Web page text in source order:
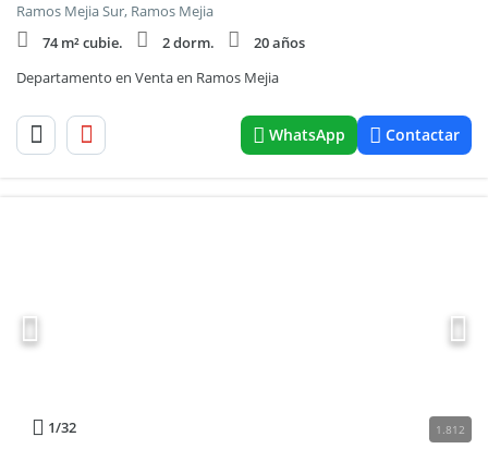
Ramos Mejia Sur, Ramos Mejia
74 m² cubie.
2 dorm.
20 años
Departamento en Venta en Ramos Mejia
WhatsApp Contactar
1/32 1.812